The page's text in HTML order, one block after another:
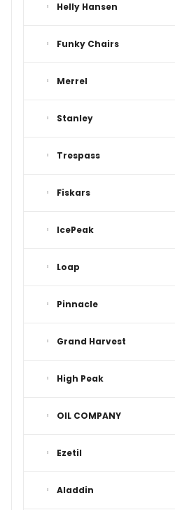
Helly Hansen
Funky Chairs
Merrel
Stanley
Trespass
Fiskars
IcePeak
Loap
Pinnacle
Grand Harvest
High Peak
OIL COMPANY
Ezetil
Aladdin